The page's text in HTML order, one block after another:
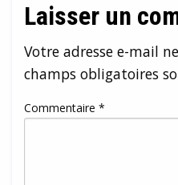
Laisser un
Votre adresse e-mail
champs obligatoires
Commentaire *